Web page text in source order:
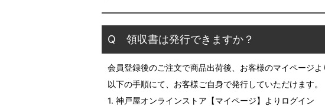
Q 領収書は発行できますか？
会員登録後のご注文で商品出荷後、お客様のマイページ
以下の手順にて、お客様ご自身で発行していただけます。
1. 神戸屋オンラインストア【マイページ】よりログイン